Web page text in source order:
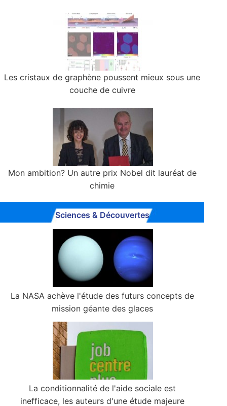
Les cristaux de graphène poussent mieux sous une
couche de cuivre
Mon ambition? Un autre prix Nobel dit lauréat de
chimie
Sciences & Découvertes
La NASA achève l'étude des futurs concepts de
mission géante des glaces
La conditionnalité de l'aide sociale est
inefficace, les auteurs d'une étude majeure